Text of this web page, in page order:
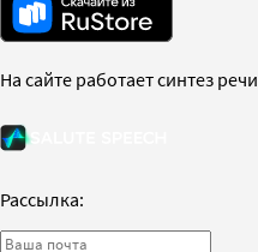
На сайте работает синтез речи
Рассылка: